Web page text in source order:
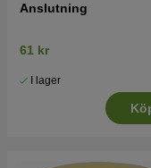
Tryck här för
Anslutning
61 kr
I lager